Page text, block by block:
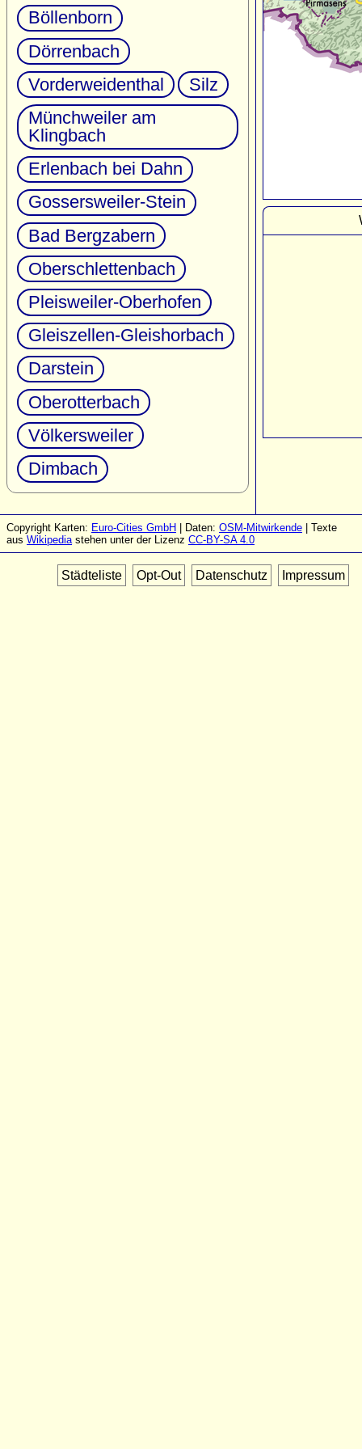
Böllenborn
Dörrenbach
Vorderweidenthal
Silz
Münchweiler am
Klingbach
Erlenbach bei Dahn
Gossersweiler-Stein
Bad Bergzabern
Oberschlettenbach
Pleisweiler-Oberhofen
Gleiszellen-Gleishorbach
Darstein
Oberotterbach
Völkersweiler
Dimbach
Copyright Karten: Euro-Cities GmbH | Daten: OSM-Mitwirkende | Texte
aus Wikipediastehen unter der Lizenz CC-BY-SA 4.0
Städteliste Opt-Out Datenschutz Impressum